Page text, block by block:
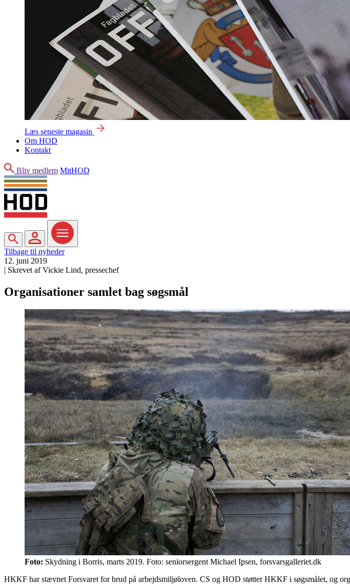
Læs seneste magasin
Om HOD
Kontakt
Søg
Bliv medlem MitHOD
Søg MitHOD Menu
Tilbage til nyheder
12. juni 2019
| Skrevet af Vickie Lind, pressechef
Organisationer samlet bag søgsmål
Foto: Skydning i Borris, marts 2019. Foto: seniorsergent Michael Ipsen, forsvarsgalleriet.dk
HKKF har stævnet Forsvaret for brud på arbejdsmiljøloven. CS og HOD støtter HKKF i søgsmålet, og